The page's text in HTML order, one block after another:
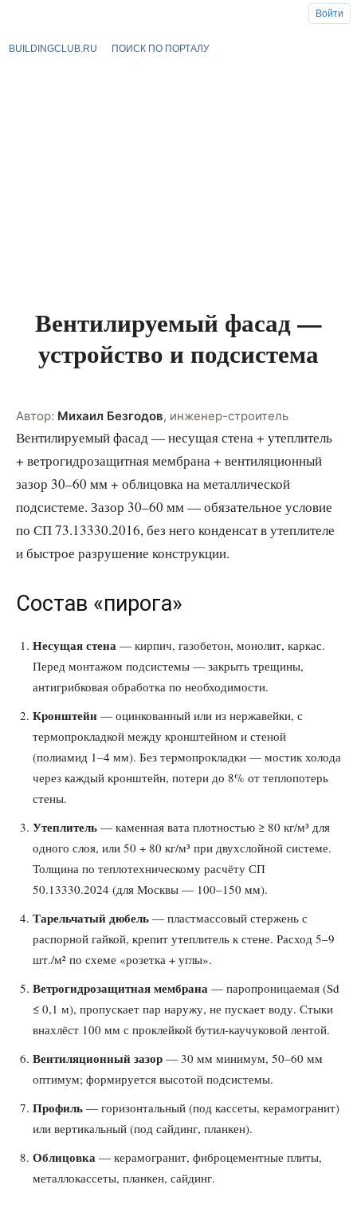
BUILDINGCLUB.RU ПОИСК ПО ПОРТАЛУ
Вентилируемый фасад —
устройство и подсистема
Автор: Михаил Безгодов, инженер-строитель
Вентилируемый фасад — несущая стена + утеплитель
+ ветрогидрозащитная мембрана + вентиляционный
зазор 30–60 мм + облицовка на металлической
подсистеме. Зазор 30–60 мм — обязательное условие
по СП 73.13330.2016, без него конденсат в утеплителе
и быстрое разрушение конструкции.
Состав «пирога»
Несущая стена — кирпич, газобетон, монолит, каркас.
Перед монтажом подсистемы — закрыть трещины,
антигрибковая обработка по необходимости.
Кронштейн — оцинкованный или из нержавейки, с
термопрокладкой между кронштейном и стеной
(полиамид 1–4 мм). Без термопрокладки — мостик холода
через каждый кронштейн, потери до 8% от теплопотерь
стены.
Утеплитель — каменная вата плотностью ≥ 80 кг/м³ для
одного слоя, или 50 + 80 кг/м³ при двухслойной системе.
Толщина по теплотехническому расчёту СП
50.13330.2024 (для Москвы — 100–150 мм).
Тарельчатый дюбель — пластмассовый стержень с
распорной гайкой, крепит утеплитель к стене. Расход 5–9
шт./м² по схеме «розетка + углы».
Ветрогидрозащитная мембрана — паропроницаемая (Sd
≤ 0,1 м), пропускает пар наружу, не пускает воду. Стыки
внахлёст 100 мм с проклейкой бутил-каучуковой лентой.
Вентиляционный зазор — 30 мм минимум, 50–60 мм
оптимум; формируется высотой подсистемы.
Профиль — горизонтальный (под кассеты, керамогранит)
или вертикальный (под сайдинг, планкен).
Облицовка — керамогранит, фиброцементные плиты,
металлокассеты, планкен, сайдинг.
Войти